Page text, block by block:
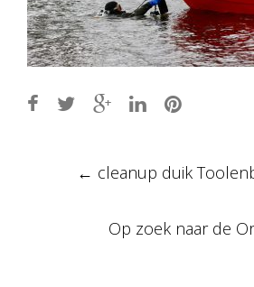
navigation
← cleanup duik
Op zoek naar de